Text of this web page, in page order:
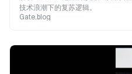
技术浪潮下的复苏逻辑。
Gate.blog